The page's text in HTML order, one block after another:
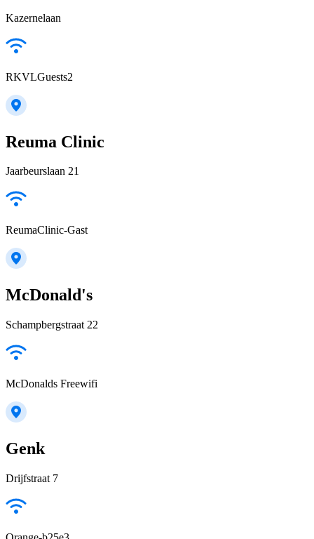
Kazernelaan
RKVLGuests2
Reuma Clinic
Jaarbeurslaan 21
ReumaClinic-Gast
McDonald's
Schampbergstraat 22
McDonalds Freewifi
Genk
Drijfstraat 7